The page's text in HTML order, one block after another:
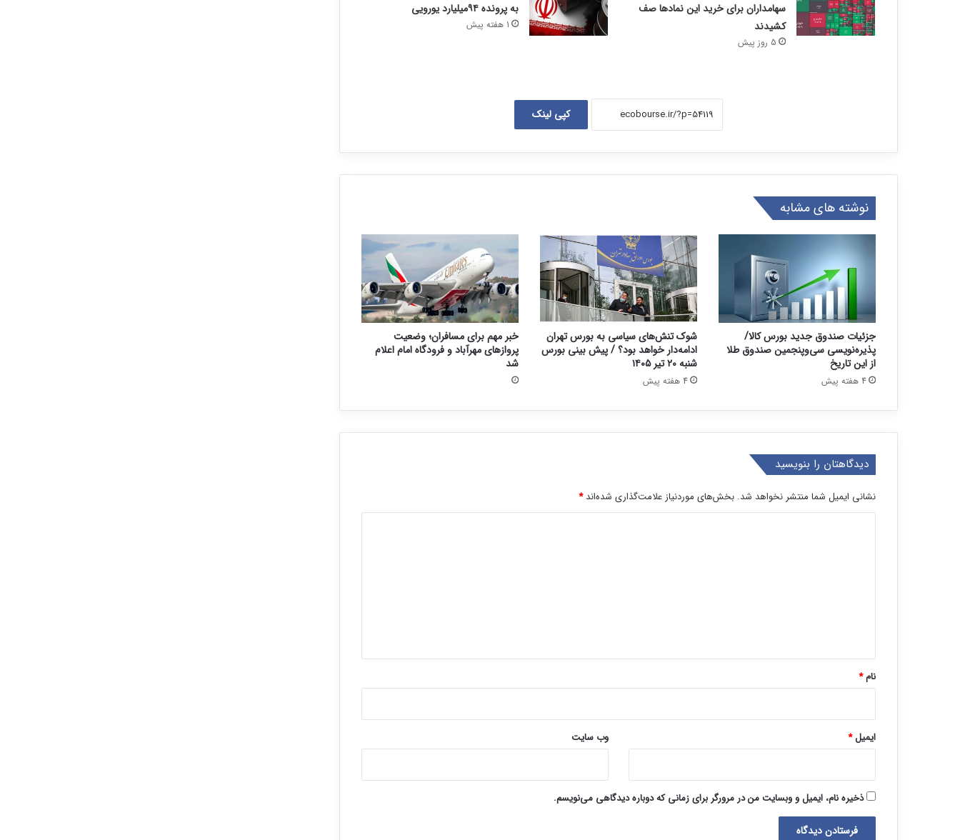
سهامداران برای خرید این نمادها صف
کشیدند
5 روز پیش
به پرونده ۹۴میلیارد یورویی
1 هفته پیش
کپی لینک
نوشته های مشابه
جزئیات صندوق جدید بورس کالا/
پذیره‌نویسی سی‌وپنجمین صندوق طلا
از این تاریخ
4 هفته پیش
شوک تنش‌های سیاسی به بورس تهران
ادامه‌دار خواهد بود؟ / پیش بینی بورس
شنبه ۲۰ تیر ۱۴۰۵
4 هفته پیش
خبر مهم برای مسافران؛ وضعیت
پروازهای مهرآباد و فرودگاه امام اعلام
شد
دیدگاهتان را بنویسید
نشانی ایمیل شما منتشر نخواهد شد. بخش‌های موردنیاز علامت‌گذاری شده‌اند*
نام*
ایمیل* وب‌ سایت
ذخیره نام، ایمیل و وبسایت من در مرورگر برای زمانی که دوباره دیدگاهی می‌نویسم.